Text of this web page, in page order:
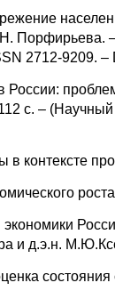
Порфирьева.
2712-9209. –
России:
с. –
в контексте
и д.э.н.